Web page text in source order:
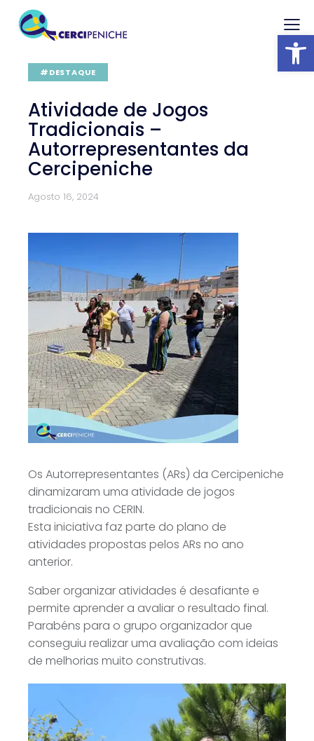
Abrir barra
#DESTAQUE
Atividade de Jogos
Tradicionais –
Autorrepresentantes da
Cercipeniche
Agosto 16, 2024
Os Autorrepresentantes (ARs) da Cercipeniche
dinamizaram uma atividade de jogos
tradicionais no CERIN.
Esta iniciativa faz parte do plano de
atividades propostas pelos ARs no ano
anterior.
Saber organizar atividades é desafiante e
permite aprender a avaliar o resultado final.
Parabéns para o grupo organizador que
conseguiu realizar uma avaliação com ideias
de melhorias muito construtivas.